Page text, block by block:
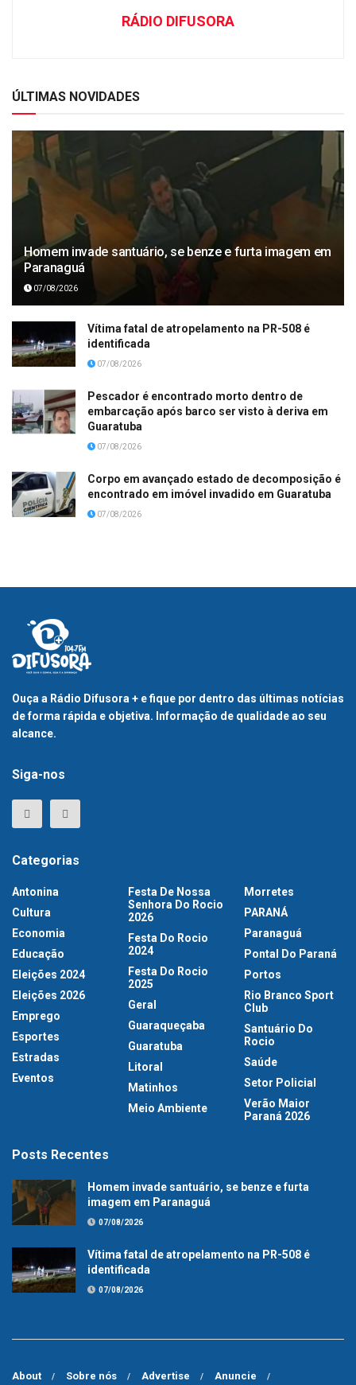
RÁDIO DIFUSORA
ÚLTIMAS NOVIDADES
Homem invade santuário, se benze e furta imagem em
Paranaguá
07/08/2026
Vítima fatal de atropelamento na PR-508 é
identificada
07/08/2026
Pescador é encontrado morto dentro de
embarcação após barco ser visto à deriva em
Guaratuba
07/08/2026
Corpo em avançado estado de decomposição é
encontrado em imóvel invadido em Guaratuba
07/08/2026
Ouça a Rádio Difusora + e fique por dentro das últimas notícias
de forma rápida e objetiva. Informação de qualidade ao seu
alcance.
Siga-nos
Categorias
Antonina
Cultura
Economia
Educação
Eleições 2024
Eleições 2026
Emprego
Esportes
Estradas
Eventos
Festa De Nossa
Senhora Do Rocio
2026
Festa Do Rocio
2024
Festa Do Rocio
2025
Geral
Guaraqueçaba
Guaratuba
Litoral
Matinhos
Meio Ambiente
Morretes
PARANÁ
Paranaguá
Pontal Do Paraná
Portos
Rio Branco Sport
Club
Santuário Do
Rocio
Saúde
Setor Policial
Verão Maior
Paraná 2026
Posts Recentes
Homem invade santuário, se benze e furta
imagem em Paranaguá
07/08/2026
Vítima fatal de atropelamento na PR-508 é
identificada
07/08/2026
About Sobre nós Advertise Anuncie